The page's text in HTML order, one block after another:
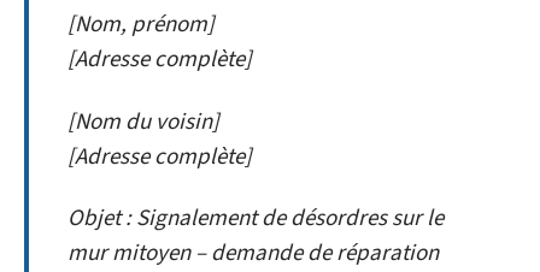
[Nom, prénom]
[Adresse complète]
[Nom du voisin]
[Adresse complète]
Objet : Signalement de désordres sur le
mur mitoyen – demande de réparation